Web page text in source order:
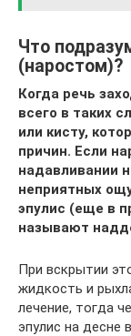
Что
(наростом)?
Когда речь
всего в таких
или кисту,
причин. Если
надавливании
неприятных
эпулис (еще в
называют
При вскрытии
жидкость и
лечение, тогда
эпулис на десне